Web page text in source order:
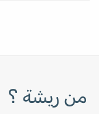
من ريشة ؟